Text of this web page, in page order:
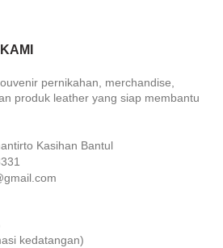
pernikahan, merchandise,
produk leather yang siap membantu
Kasihan Bantul
kedatangan)